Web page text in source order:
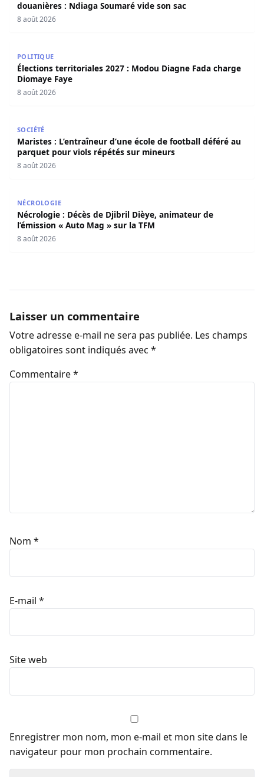
douanières : Ndiaga Soumaré vide son sac
8 août 2026
POLITIQUE
Élections territoriales 2027 : Modou Diagne Fada charge
Diomaye Faye
8 août 2026
SOCIÉTÉ
Maristes : L’entraîneur d’une école de football déféré au
parquet pour viols répétés sur mineurs
8 août 2026
NÉCROLOGIE
Nécrologie : Décès de Djibril Dièye, animateur de
l’émission « Auto Mag » sur la TFM
8 août 2026
Laisser un commentaire
Votre adresse e-mail ne sera pas publiée. Les champs
obligatoires sont indiqués avec *
Commentaire*
Nom *
E-mail *
Site web
Enregistrer mon nom, mon e-mail et mon site dans le
navigateur pour mon prochain commentaire.